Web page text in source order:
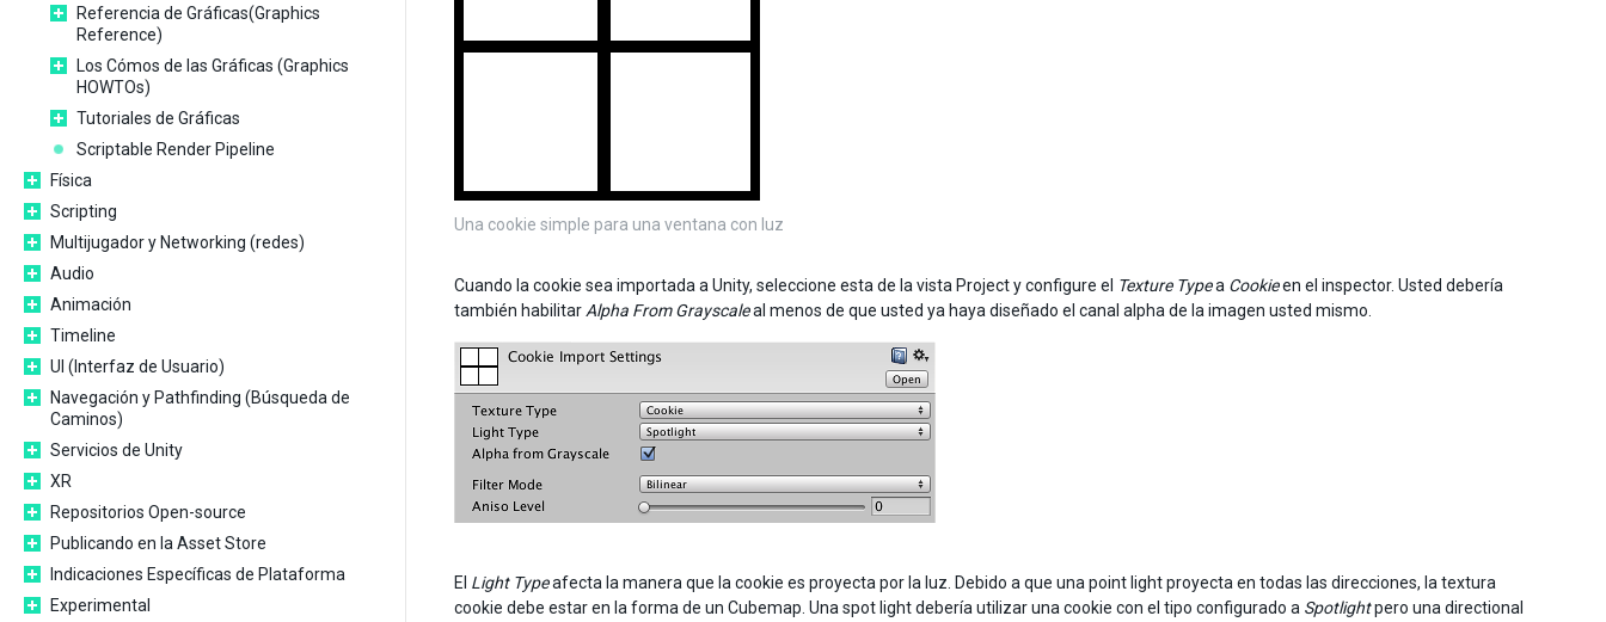
Referencia de Gráficas(Graphics
Reference)
Los Cómos de las Gráficas (Graphics
HOWTOs)
Tutoriales de Gráficas
Scriptable Render Pipeline
Física
Scripting
Multijugador y Networking (redes)
Audio
Animación
Timeline
UI (Interfaz de Usuario)
Navegación y Pathfinding (Búsqueda de
Caminos)
Servicios de Unity
XR
Repositorios Open-source
Publicando en la Asset Store
Indicaciones Específicas de Plataforma
Experimental
Una cookie simple para una ventana con luz
Cuando la cookie sea importada a Unity, seleccione esta de la vista Project y configure el Texture Typea Cookieen el inspector. Usted debería
también habilitar Alpha From Grayscaleal menos de que usted ya haya diseñado el canal alpha de la imagen usted mismo.
El Light Typeafecta la manera que la cookie es proyecta por la luz. Debido a que una point light proyecta en todas las direcciones, la textura
cookie debe estar en la forma de un Cubemap. Una spot light debería utilizar una cookie con el tipo configurado a Spotlightpero una directional